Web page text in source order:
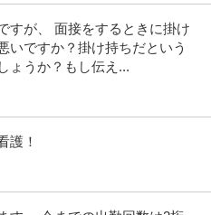
すが、 面接をするときに掛け
いですか？掛け持ちだという
ょうか？もし伝え...
護！